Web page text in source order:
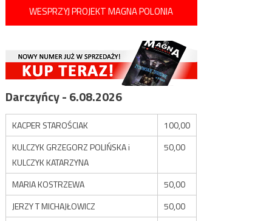
WESPRZYJ PROJEKT MAGNA POLONIA
Darczyńcy - 6.08.2026
KACPER STAROŚCIAK
100,00
KULCZYK GRZEGORZ POLIŃSKA i
KULCZYK KATARZYNA
50,00
MARIA KOSTRZEWA
50,00
JERZY T MICHAJŁOWICZ
50,00